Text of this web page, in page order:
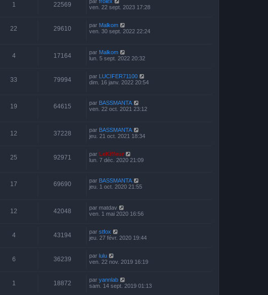
1 22569
ven. 22 sept. 2023 17:28
22 29610 par Malkom
ven. 30 sept. 2022 22:24
4 17164 par Malkom
lun. 5 sept. 2022 20:32
33 79994 par LUCIFER71100
dim. 16 janv. 2022 20:54
19 64615 par BASSMANTA
ven. 22 oct. 2021 23:12
12 37228 par BASSMANTA
jeu. 21 oct. 2021 18:34
25 92971 par LeKiffeur
lun. 7 déc. 2020 21:09
17 69690 par BASSMANTA
jeu. 1 oct. 2020 21:55
12 42048 par matdav
ven. 1 mai 2020 16:56
4 43194 par stfox
jeu. 27 févr. 2020 19:44
6 36239 par lulu
ven. 22 nov. 2019 16:19
1 18872 par yannlab
sam. 14 sept. 2019 01:13